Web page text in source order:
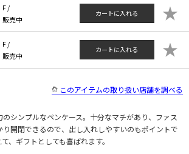
F /
販売中
カートに入れる ★
F /
販売中
カートに入れる ★
このアイテムの取り扱い店舗を調べる
シンプルなペンケース。十分なマチがあり、ファス
開閉できるので、出し入れしやすいのもポイントで
、ギフトとしても喜ばれます。